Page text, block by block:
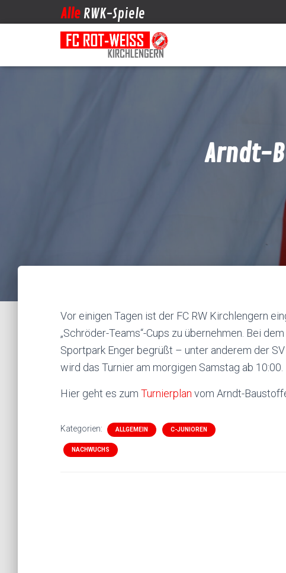
Alle RWK-Spiele
Arndt-
Vor einigen Tagen ist der FC RW Kirchlengern
„Schröder-Teams“-Cups zu übernehmen. Bei
Sportpark Enger begrüßt – unter anderem der
wird das Turnier am morgigen Samstag ab 10:00.
Hier geht es zum Turnierplan vom Arndt-
Kategorien: ALLGEMEIN C-JUNIOREN
NACHWUCHS